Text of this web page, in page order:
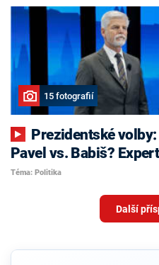
15 fotografií
Pavel vs. Babiš?
Téma: Politika
Další